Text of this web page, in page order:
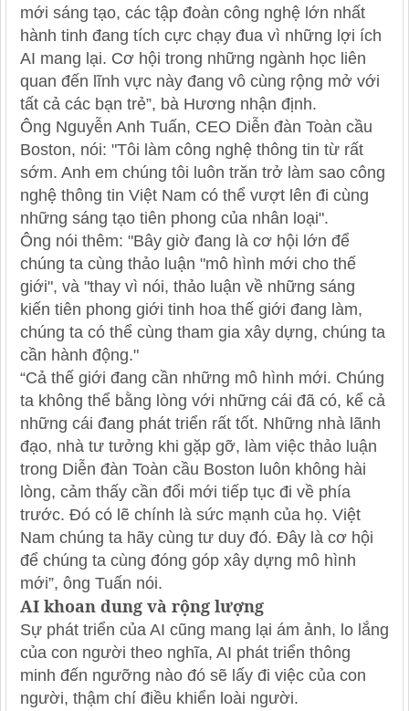
mới sáng tạo, các tập đoàn công nghệ lớn nhất
hành tinh đang tích cực chạy đua vì những lợi ích
AI mang lại. Cơ hội trong những ngành học liên
quan đến lĩnh vực này đang vô cùng rộng mở với
tất cả các bạn trẻ”, bà Hương nhận định.
Ông Nguyễn Anh Tuấn, CEO Diễn đàn Toàn cầu
Boston, nói: "Tôi làm công nghệ thông tin từ rất
sớm. Anh em chúng tôi luôn trăn trở làm sao công
nghệ thông tin Việt Nam có thể vượt lên đi cùng
những sáng tạo tiên phong của nhân loại".
Ông nói thêm: "Bây giờ đang là cơ hội lớn để
chúng ta cùng thảo luận "mô hình mới cho thế
giới", và "thay vì nói, thảo luận về những sáng
kiến tiên phong giới tinh hoa thế giới đang làm,
chúng ta có thể cùng tham gia xây dựng, chúng ta
cần hành động."
“Cả thế giới đang cần những mô hình mới. Chúng
ta không thể bằng lòng với những cái đã có, kể cả
những cái đang phát triển rất tốt. Những nhà lãnh
đạo, nhà tư tưởng khi gặp gỡ, làm việc thảo luận
trong Diễn đàn Toàn cầu Boston luôn không hài
lòng, cảm thấy cần đổi mới tiếp tục đi về phía
trước. Đó có lẽ chính là sức mạnh của họ. Việt
Nam chúng ta hãy cùng tư duy đó. Đây là cơ hội
để chúng ta cùng đóng góp xây dựng mô hình
mới”, ông Tuấn nói.
AI khoan dung và rộng lượng
Sự phát triển của AI cũng mang lại ám ảnh, lo lắng
của con người theo nghĩa, AI phát triển thông
minh đến ngưỡng nào đó sẽ lấy đi việc của con
người, thậm chí điều khiển loài người.